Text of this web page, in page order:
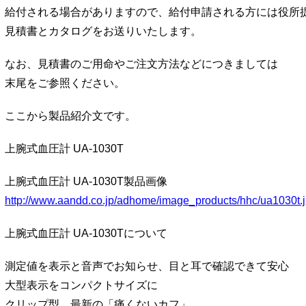
給付される場合がありますので、給付申請される方には役所
見積書とカタログをお送りいたします。
なお、見積書のご用命やご注文方法などにつきましては
末尾をご参照ください。
ここから製品紹介文です。
上腕式血圧計 UA-1030T
上腕式血圧計 UA-1030T製品画像
http://www.aandd.co.jp/adhome/image_products/hhc/
上腕式血圧計 UA-1030Tについて
測定値を表示と音声でお知らせ、目と耳で確認できて安心
大型表示をコンパクトサイズに